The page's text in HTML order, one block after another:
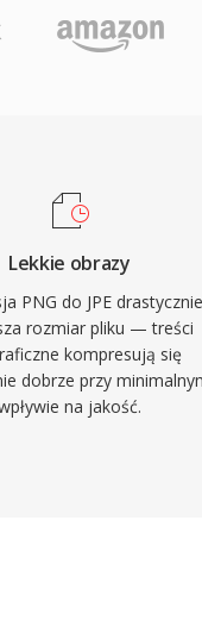
Lekkie obrazy
PNG do JPE drastycznie
rozmiar pliku — treści
kompresują się
dobrze przy
na jakość.